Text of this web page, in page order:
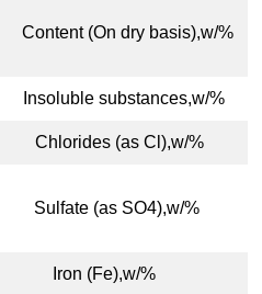
Content (On dry
Insoluble
Chlorides (as Cl),w/
Sulfate (as SO4),w/
Iron (Fe),w/%